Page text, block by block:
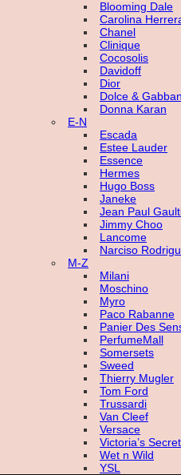
Blooming Dale
Carolina
Chanel
Clinique
Cocosolis
Davidoff
Dior
Dolce &
Donna Karan
E-N
Escada
Estee Lauder
Essence
Hermes
Hugo Boss
Janeke
Jean Paul
Jimmy Choo
Lancome
Narciso
M-Z
Milani
Moschino
Myro
Paco Rabanne
Panier Des
PerfumeMall
Somersets
Sweed
Thierry Mugler
Tom Ford
Trussardi
Van Cleef
Versace
Victoria’s Secret
Wet n Wild
YSL